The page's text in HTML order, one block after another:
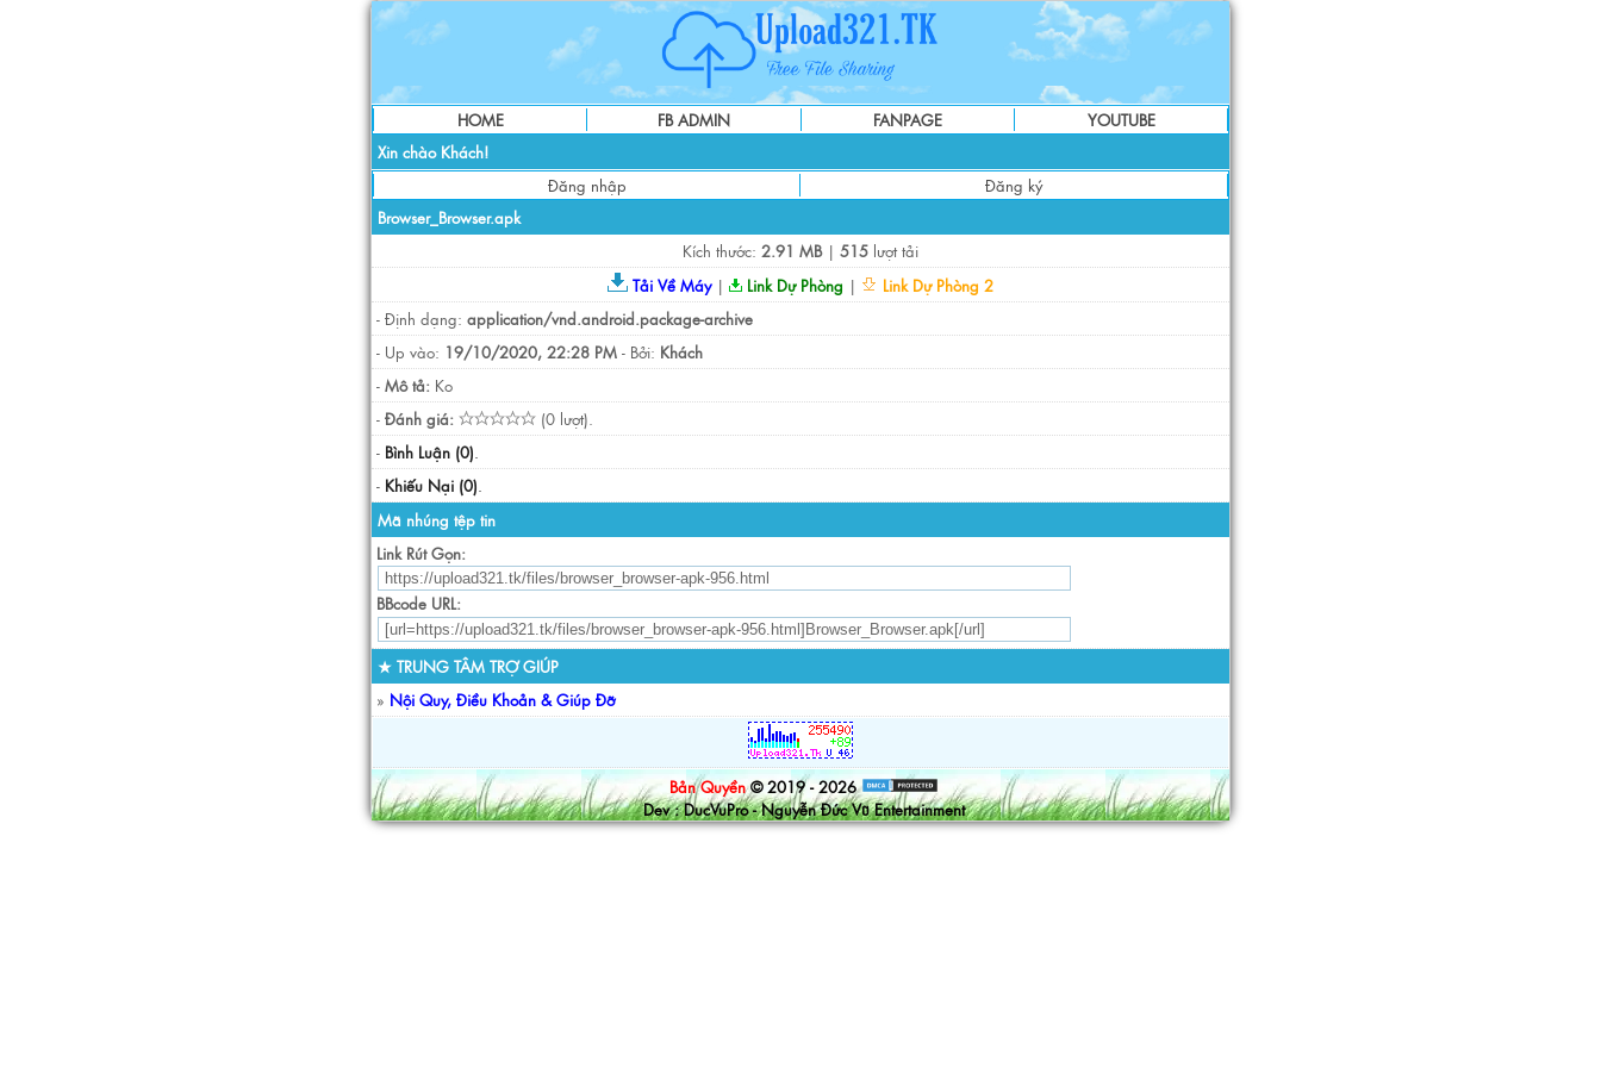
HOME FB ADMIN FANPAGE
YOUTUBE
Xin chào Khách!
Đăng nhập
Đăng ký
Browser_Browser.apk
Kích thước: 2.91 MB| 515 lượt tải
Tải Về Máy| Link Dự Phòng |
Link Dự Phòng 2
- Định dạng: application/vnd.android.package-archive
- Up vào: 19/10/2020, 22:28 PM - Bởi: Khách
- Mô tả: Ko
- Đánh giá:
(0 lượt).
- Bình Luận (0).
- Khiếu Nại (0).
Mã nhúng tệp tin
Link Rút Gọn:
BBcode URL:
★ TRUNG TÂM TRỢ GIÚP
» Nội Quy, Điều Khoản & Giúp Đỡ
Bản Quyền © 2019 - 2026
Dev : DucVuPro - Nguyễn Đức Vũ Entertainment